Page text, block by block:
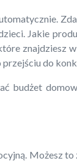
Jakie
znajdziesz
przejściu do
budżet
Możesz